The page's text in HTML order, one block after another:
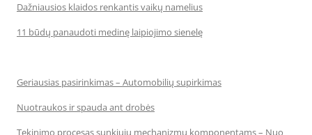
Dažniausios klaidos renkantis vaikų namelius
11 būdų panaudoti medinę laipiojimo sienelę
Geriausias pasirinkimas – Automobilių supirkimas
Nuotraukos ir spauda ant drobės
Tekinimo procesas sunkiųjų mechanizmų komponentams – Nuo